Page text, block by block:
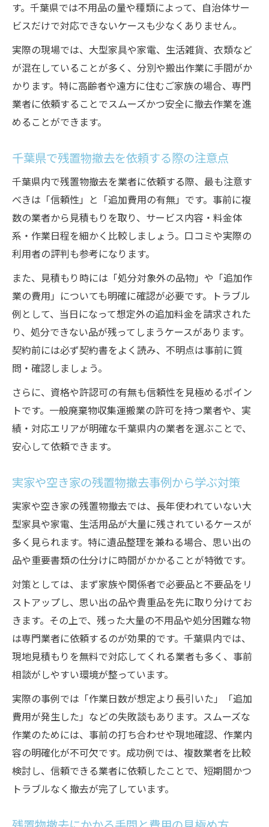
残置物撤去費用の相場と内訳を徹底解説
残置物撤去の見積もりで損しない方法
千葉県で追加費用を防ぐ見積もりの注意点
残置物撤去の費用を抑えるための工夫
複数業者の見積もり比較で分かる違い
自分で処分するか業者に依頼するかの判断基準
課題
残置物撤去を自分で行う際のポイントと注
意点
業者に頼るべき残置物撤去のケースと判断
基準
法
効率的な残置物撤去へ向けた実践ポイント
残置物撤去を効率化する作業手順とコツ
千葉県でスムーズに撤去を終えるための工
夫
残置物撤去で後悔しないための準備と注意
点
効率的な残置物撤去に役立つ便利な知識
残置物撤去を安全に進めるためのポイント
す。千葉県では不用品の量や種類によって、自治体サー
ビスだけで対応できないケースも少なくありません。
実際の現場では、大型家具や家電、生活雑貨、衣類など
が混在していることが多く、分別や搬出作業に手間がか
かります。特に高齢者や遠方に住むご家族の場合、専門
業者に依頼することでスムーズかつ安全に撤去作業を進
めることができます。
千葉県で残置物撤去を依頼する際の注意点
千葉県内で残置物撤去を業者に依頼する際、最も注意す
べきは「信頼性」と「追加費用の有無」です。事前に複
数の業者から見積もりを取り、サービス内容・料金体
系・作業日程を細かく比較しましょう。口コミや実際の
利用者の評判も参考になります。
また、見積もり時には「処分対象外の品物」や「追加作
業の費用」についても明確に確認が必要です。トラブル
例として、当日になって想定外の追加料金を請求された
り、処分できない品が残ってしまうケースがあります。
契約前には必ず契約書をよく読み、不明点は事前に質
問・確認しましょう。
さらに、資格や許認可の有無も信頼性を見極めるポイン
トです。一般廃棄物収集運搬業の許可を持つ業者や、実
績・対応エリアが明確な千葉県内の業者を選ぶことで、
安心して依頼できます。
実家や空き家の残置物撤去事例から学ぶ対策
実家や空き家の残置物撤去では、長年使われていない大
型家具や家電、生活用品が大量に残されているケースが
多く見られます。特に遺品整理を兼ねる場合、思い出の
品や重要書類の仕分けに時間がかかることが特徴です。
対策としては、まず家族や関係者で必要品と不要品をリ
ストアップし、思い出の品や貴重品を先に取り分けてお
きます。その上で、残った大量の不用品や処分困難な物
は専門業者に依頼するのが効果的です。千葉県内では、
現地見積もりを無料で対応してくれる業者も多く、事前
相談がしやすい環境が整っています。
実際の事例では「作業日数が想定より長引いた」「追加
費用が発生した」などの失敗談もあります。スムーズな
作業のためには、事前の打ち合わせや現地確認、作業内
容の明確化が不可欠です。成功例では、複数業者を比較
検討し、信頼できる業者に依頼したことで、短期間かつ
トラブルなく撤去が完了しています。